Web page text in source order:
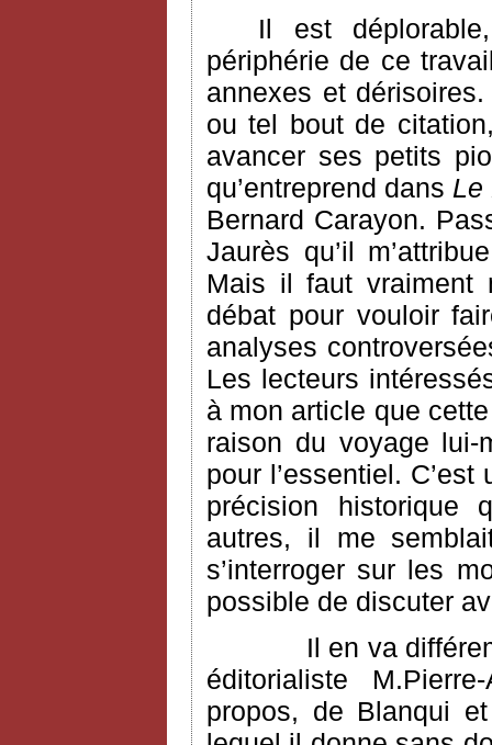
Il est
périphérie de ce
annexes et
ou tel bout de
avancer ses petits
qu’entreprend dans Le
Bernard Carayon.
Jaurès qu’il
Mais il faut vraiment
débat pour vouloir
analyses
Les lecteurs
à mon article que
raison du voyage
pour l’essentiel.
précision historique
autres, il me
s’interroger sur les
possible de discuter
Il en va
éditorialiste
propos, de Blanqui